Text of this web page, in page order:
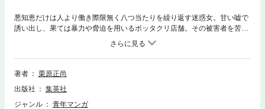
悪知恵だけは人より働き際限無く八つ当たりを繰り返す迷惑女。甘い嘘で
誘い出し、果ては暴力や脅迫を用いるボッタクリ店舗。その被害者を苦悩
から救い出すのは…。元祖復讐代行漫画「怨み屋本舗」シリーズ初の外伝
著者
栗原正尚
出版社
集英社
ジャンル
青年マンガ